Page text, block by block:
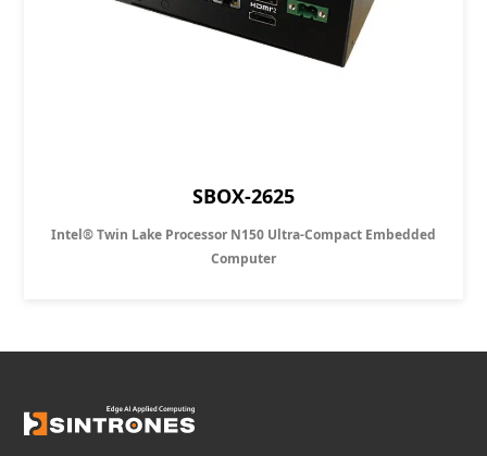
SBOX-2625
Intel® Twin Lake Processor N150 Ultra-Compact Embedded
Computer